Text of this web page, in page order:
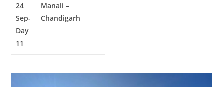
24
Sep-
Day
11
Manali –
Chandigarh